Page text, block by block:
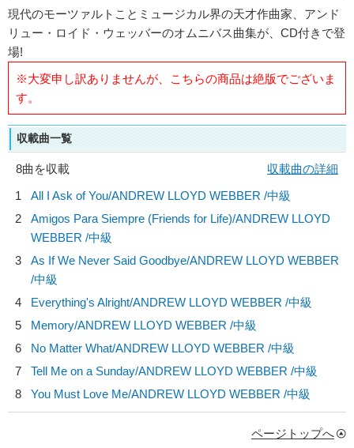
現代のモーツァルトことミュージカル界の天才作曲家、アンド
リュー・ロイド・ウェッバーのオムニバス曲集が、CD付きで登
場!
※大変申し訳ありませんが、こちらの商品は絶版でございま
す。
収載曲一覧
8曲を収載
収載曲の詳細
1
All I Ask of You/ANDREW LLOYD WEBBER /中級
2
Amigos Para Siempre (Friends for Life)/ANDREW LLOYD
WEBBER /中級
3
As If We Never Said Goodbye/ANDREW LLOYD WEBBER
/中級
4
Everything's Alright/ANDREW LLOYD WEBBER /中級
5
Memory/ANDREW LLOYD WEBBER /中級
6
No Matter What/ANDREW LLOYD WEBBER /中級
7
Tell Me on a Sunday/ANDREW LLOYD WEBBER /中級
8
You Must Love Me/ANDREW LLOYD WEBBER /中級
ページトップへ